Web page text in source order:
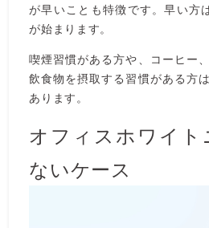
が早いことも特徴です。早い方
が始まります。
喫煙習慣がある方や、コーヒー
飲食物を摂取する習慣がある方
あります。
オフィスホワイト
ないケース